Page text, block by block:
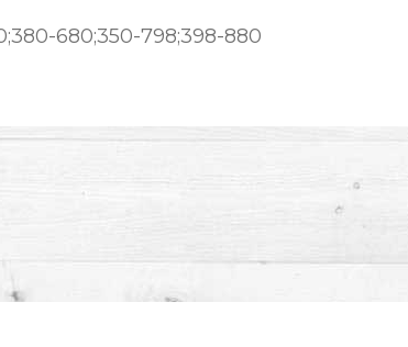
680;350-798;398-880